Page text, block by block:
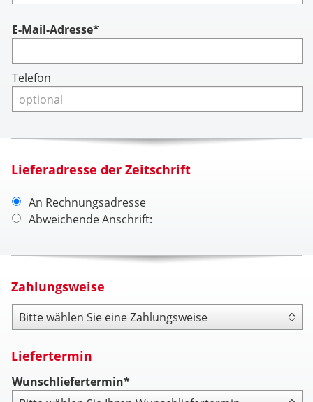
Account
E-Mail-Adresse*
Telefon
Lieferadresse der Zeitschrift
An Rechnungsadresse
Abweichende Anschrift:
Zahlungsweise
Zahlungsweise
Liefertermin
Wunschliefertermin*